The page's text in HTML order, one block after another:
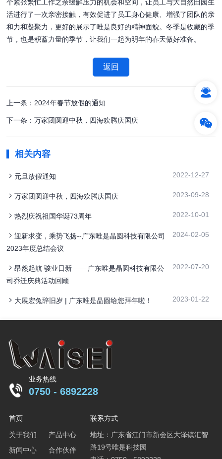
个紧张繁忙工作之余缓解压力的机会和空间，让员工与大自然田园生
活进行了一次亲密接触，有效促进了员工身心健康、增强了团队的亲
和力和凝聚力，更好的展示了唯是良好的精神面貌。冬季是收藏的季
节，也是积蓄力量的季节，让我们一起为明年的春天做好准备。
返回
上一条：2024年春节放假的通知
下一条：万家团圆迎中秋，四海欢腾庆国庆
相关内容
元旦放假通知 2022-12-27
万家团圆迎中秋，四海欢腾庆国庆 2023-09-28
热烈庆祝祖国华诞73周年 2022-10-01
迎新求变，乘势飞扬--广东唯是晶圆科技有限公司
2023年度总结会议
2024-02-05
昂然起航 骏业日新—— 广东唯是晶圆科技有限公
司乔迁庆典活动回顾
2022-07-20
大展宏兔辞旧岁 | 广东唯是晶圆给您拜年啦！ 2023-01-22
业务热线
0750 - 6892228
首页
关于我们
产品中心
新闻中心
合作伙伴
联系方式
地址：广东省江门市新会区大泽镇汇智
路19号唯是科技园